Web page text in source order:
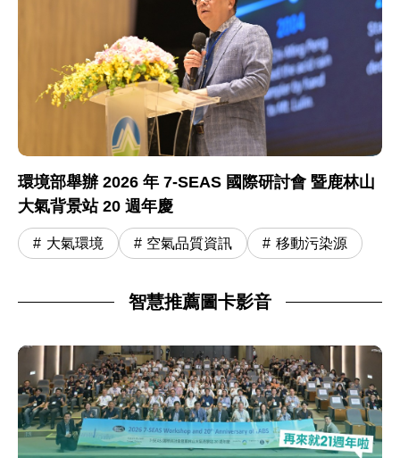
環境部舉辦 2026 年 7-SEAS 國際研討會 暨鹿林山
大氣背景站 20 週年慶
大氣環境 空氣品質資訊 移動污染源
智慧推薦圖卡影音